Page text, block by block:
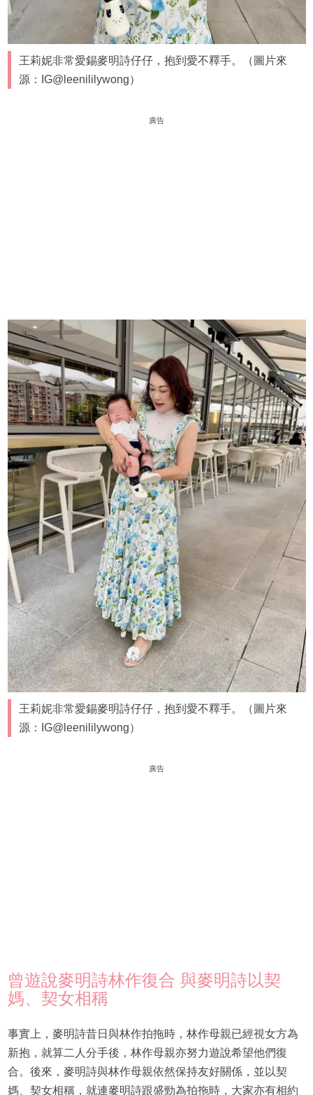
王莉妮非常愛錫麥明詩仔仔，抱到愛不釋手。（圖片來
源：IG@leenililywong）
廣告
王莉妮非常愛錫麥明詩仔仔，抱到愛不釋手。（圖片來
源：IG@leenililywong）
廣告
曾遊說麥明詩林作復合 與麥明詩以契
媽、契女相稱
事實上，麥明詩昔日與林作拍拖時，林作母親已經視女方為
新抱，就算二人分手後，林作母親亦努力遊說希望他們復
合。後來，麥明詩與林作母親依然保持友好關係，並以契
媽、契女相稱，就連麥明詩跟盛勁為拍拖時，大家亦有相約